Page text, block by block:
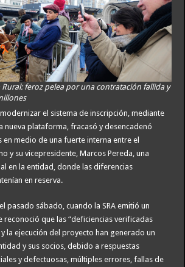
Rural: feroz pelea por una contratación fallida y
el sistema de inscripción, mediante
nueva plataforma, fracasó y desencadenó
en medio de una fuerte interna entre el
y su vicepresidente, Marcos Pereda, una
en la entidad, donde las diferencias
en reserva.
pasado sábado, cuando la SRA emitió un
reconoció que las “deficiencias verificadas
la ejecución del proyecto han generado un
y sus socios, debido a respuestas
y defectuosas, múltiples errores, fallas de